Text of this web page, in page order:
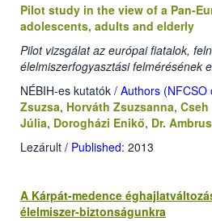
Pilot study in the view of a Pan-
adolescents, adults and elderly
Pilot vizsgálat az európai fiatalok,
élelmiszerfogyasztási felmérésének
NÉBIH-es kutatók / Authors (NFCSO
Zsuzsa, Horváth Zsuzsanna, Cseh
Júlia, Dorogházi Enikő, Dr.
Lezárult / Published: 2013
A Kárpát-medence
élelmiszer-biztonságunkra